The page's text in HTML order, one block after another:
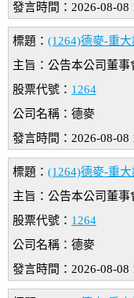
發言時間：2026-08-08
標題： (1264)德麥-重
主旨：公告本公司董事
股票代號： 1264
公司名稱：德麥
發言時間：2026-08-08
標題： (1264)德麥-重
主旨：公告本公司董
股票代號： 1264
公司名稱：德麥
發言時間：2026-08-08